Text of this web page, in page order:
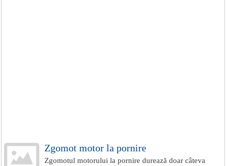
Zgomot motor la pornire
Zgomotul motorului la pornire durează doar câteva